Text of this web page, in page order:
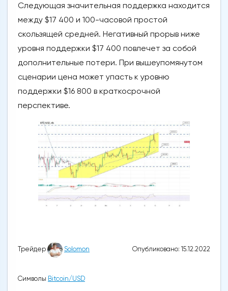
Следующая значительная поддержка находится
между $17 400 и 100-часовой простой
скользящей средней. Негативный прорыв ниже
уровня поддержки $17 400 повлечет за собой
дополнительные потери. При вышеупомянутом
сценарии цена может упасть к уровню
поддержки $16 800 в краткосрочной
перспективе.
Трейдер Solomon Опубликовано: 15.12.2022
Символы Bitcoin/USD